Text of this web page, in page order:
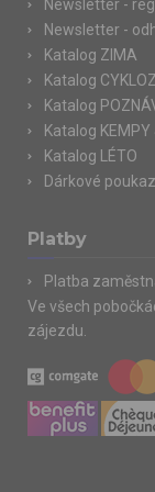
Newsletter -
Newsletter -
Katalog ZIMA
Katalog
Katalog
Katalog KEMPY
Katalog LÉTO
Dárkové
Platby
Platba
Ve všech
zájezdu.